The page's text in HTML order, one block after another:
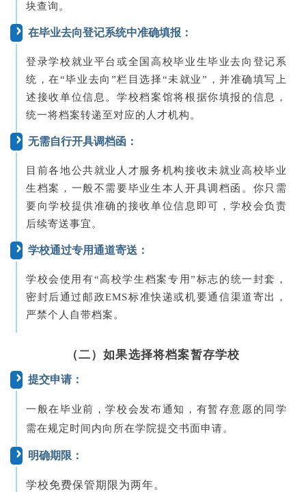
块查询。
在毕业去向登记系统中准确填报：
登录学校就业平台或全国高校毕业生毕业去向登记系
统，在“毕业去向”栏目选择“未就业”，并准确填写上
述接收单位信息。学校档案馆将根据你填报的信息，
统一将档案转递至对应的人才机构。
无需自行开具调档函：
目前各地公共就业人才服务机构接收未就业高校毕业
生档案，一般不需要毕业生本人开具调档函。你只需
要向学校提供准确的接收单位信息即可，学校会负责
后续寄送事宜。
学校通过专用通道寄送：
学校会使用有“高校学生档案专用”标志的统一封套，
密封后通过邮政EMS标准快递或机要通信渠道寄出，
严禁个人自带档案。
（二）如果选择将档案暂存学校
提交申请：
一般在毕业前，学校会发布通知，有暂存意愿的同学
需在规定时间内向所在学院提交书面申请。
明确期限：
学校免费保管期限为两年。